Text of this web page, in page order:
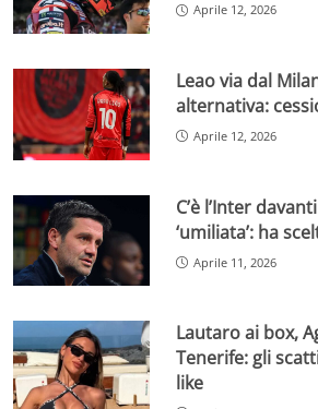
Aprile 12, 2026
Leao via dal
alternativa:
Aprile 12, 2026
C’è l’Inter
‘umiliata’: ha
Aprile 11, 2026
Lautaro ai box,
Tenerife: gli
like